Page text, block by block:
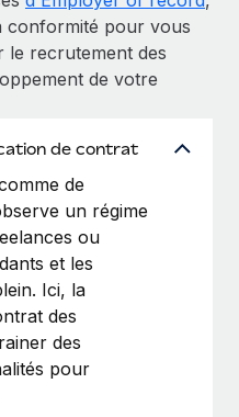
conformité pour vous
le recrutement des
de votre
de contrat
de
un régime
ou
et les
Ici, la
des
des
pour